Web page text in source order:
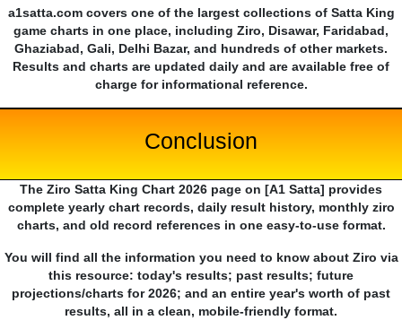
a1satta.com covers one of the largest collections of Satta King
game charts in one place, including Ziro, Disawar, Faridabad,
Ghaziabad, Gali, Delhi Bazar, and hundreds of other markets.
Results and charts are updated daily and are available free of
charge for informational reference.
Conclusion
The Ziro Satta King Chart 2026 page on [A1 Satta] provides
complete yearly chart records, daily result history, monthly ziro
charts, and old record references in one easy-to-use format.
You will find all the information you need to know about Ziro via
this resource: today's results; past results; future
projections/charts for 2026; and an entire year's worth of past
results, all in a clean, mobile-friendly format.